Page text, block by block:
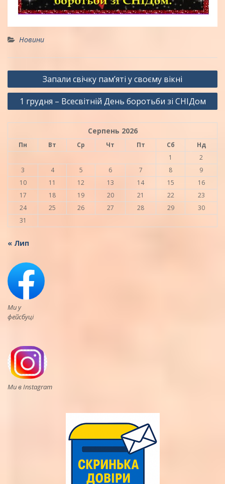
Новини
Навігація
записів
Запали свічку пам’яті у своєму вікні
1 грудня – Всесвітній День боротьби зі СНІДом
Серпень 2026
Пн Вт Ср Чт Пт Сб
Нд
1
2
3
4 5 6 7 8
9
10
11 12 13 14 15
16
17
18 19 20 21 22
23
24
25 26 27 28 29
30
31
« Лип
Ми у
фейсбуці
Ми в Instagram